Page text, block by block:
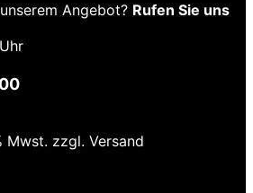
Angebot? Rufen Sie uns
Mwst. zzgl. Versand